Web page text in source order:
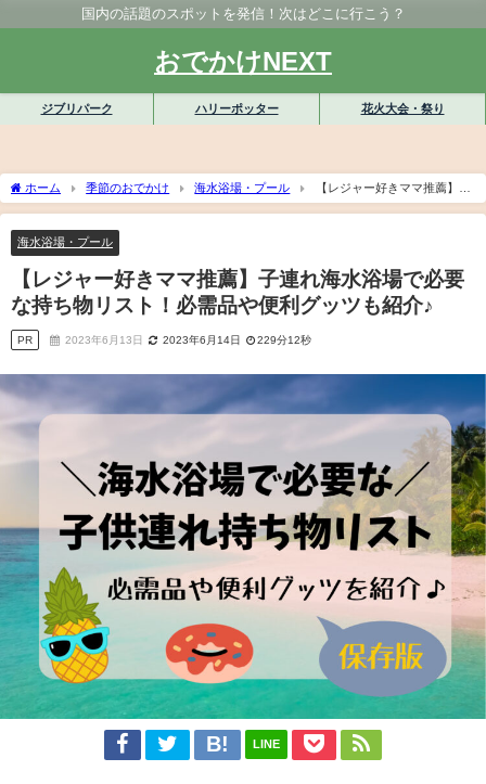
国内の話題のスポットを発信！次はどこに行こう？
おでかけNEXT
ジブリパーク ハリーポッター 花火大会・祭り
ホーム 季節のおでかけ 海水浴場・プール
【レジャー好きママ推薦】子
連れ海水浴場で必要な持ち物リスト！必需品や便利グッツも紹介♪
海水浴場・プール
【レジャー好きママ推薦】子連れ海水浴場で必要
な持ち物リスト！必需品や便利グッツも紹介♪
PR 2023年6月13日 2023年6月14日 229分12秒
LINE